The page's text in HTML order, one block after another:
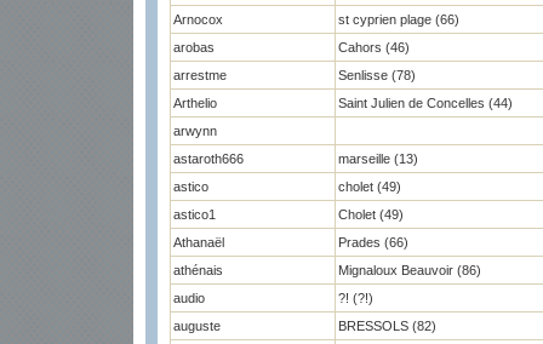
Arnocox
st cyprien plage (66)
arobas
Cahors (46)
arrestme
Senlisse (78)
Arthelio
Saint Julien de Concelles (44)
arwynn
astaroth666
marseille (13)
astico
cholet (49)
astico1
Cholet (49)
Athanaël
Prades (66)
athénais
Mignaloux Beauvoir (86)
audio
?! (?!)
auguste
BRESSOLS (82)